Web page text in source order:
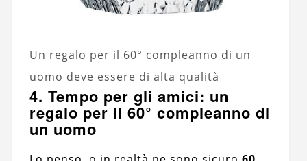
Un regalo per il 60° compleanno di un
uomo deve essere di alta qualità
4. Tempo per gli amici: un
regalo per il 60° compleanno di
un uomo